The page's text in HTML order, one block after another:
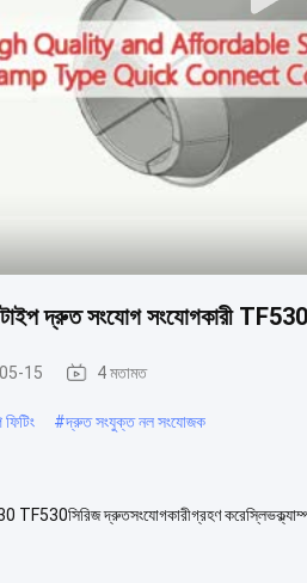
টাইপ দ্রুত সংযোগ সংযোগকারী TF530
15 4 মতামত
#দ্রুত সংযুক্ত নল সংযোজক
TF530সিরিজ দ্রুতসংযোগকারীগ্রহণ